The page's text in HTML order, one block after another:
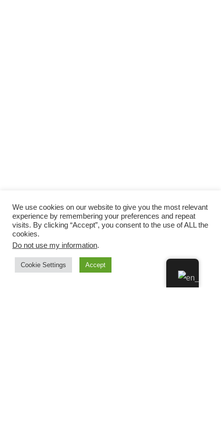
We use cookies on our website to give you the most relevant
experience by remembering your preferences and repeat
visits. By clicking “Accept”, you consent to the use of ALL the
cookies.
Do not use my information.
Cookie Settings Accept